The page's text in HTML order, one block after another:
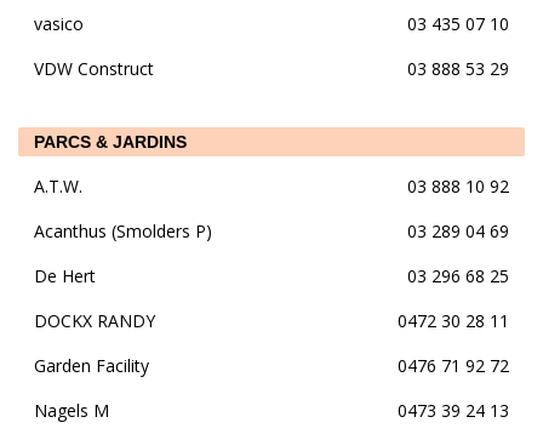
vasico
03 435 07 10
VDW Construct
03 888 53 29
PARCS & JARDINS
A.T.W.
03 888 10 92
Acanthus (Smolders P)
03 289 04 69
De Hert
03 296 68 25
DOCKX RANDY
0472 30 28 11
Garden Facility
0476 71 92 72
Nagels M
0473 39 24 13